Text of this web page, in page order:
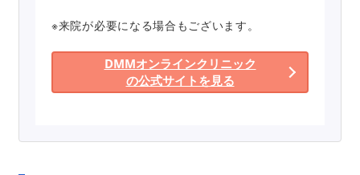
※来院が必要になる場合もございます。
DMMオンラインクリニック
の公式サイトを見る